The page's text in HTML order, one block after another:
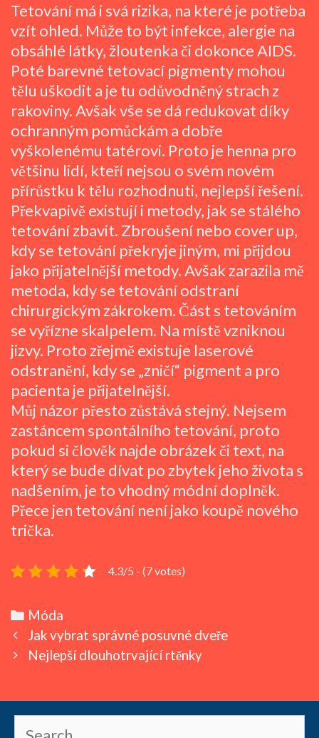
Tetování má i svá rizika, na které je potřeba
vzít ohled. Může to být infekce, alergie na
obsáhlé látky, žloutenka či dokonce AIDS.
Poté barevné tetovací pigmenty mohou
tělu uškodit a je tu odůvodněný strach z
rakoviny. Avšak vše se dá redukovat díky
ochranným pomůckám a dobře
vyškolenému tatérovi. Proto je henna pro
většinu lidí, kteří nejsou o svém novém
přírůstku k tělu rozhodnuti, nejlepší řešení.
Překvapivě existují i metody, jak se stálého
tetování zbavit. Zbroušení nebo cover up,
kdy se tetování překryje jiným, mi přijdou
jako přijatelnější metody. Avšak zarazila mě
metoda, kdy se tetování odstraní
chirurgickým zákrokem. Část s tetováním
se vyřízne skalpelem. Na místě vzniknou
jizvy. Proto zřejmě existuje laserové
odstranění, kdy se „zničí“ pigment a pro
pacienta je přijatelnější.
Můj názor přesto zůstává stejný. Nejsem
zastáncem spontálního tetování, proto
pokud si člověk najde obrázek či text, na
který se bude dívat po zbytek jeho života s
nadšením, je to vhodný módní doplněk.
Přece jen tetování není jako koupě nového
trička.
4.3/5 - (7 votes)
Categories
Móda
Post
navigation
Jak vybrat správné posuvné dveře
Nejlepší dlouhotrvající rtěnky